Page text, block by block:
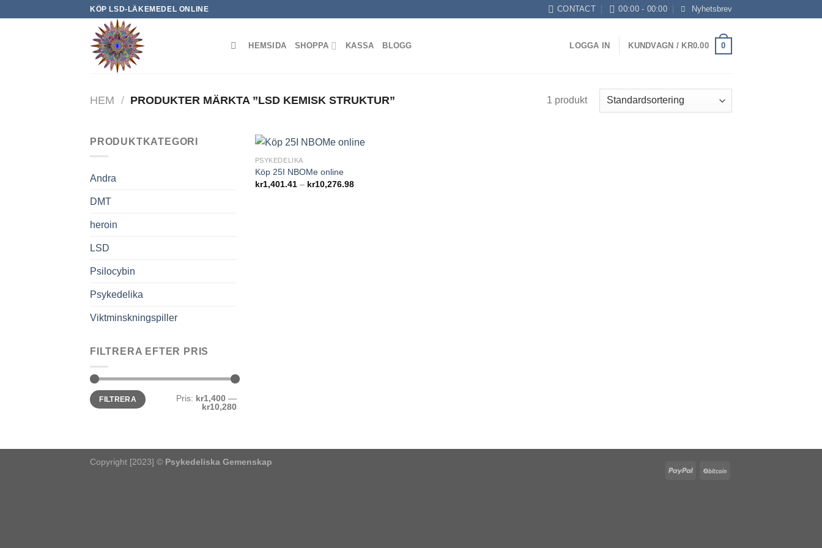
KÖP LSD-LÄKEMEDEL ONLINE CONTACT 00:00 - 00:00 Nyhetsbrev
HEMSIDA SHOPPA KASSA BLOGG LOGGA IN KUNDVAGN / KR0.00 0
HEM / PRODUKTER MÄRKTA ”LSD KEMISK STRUKTUR” 1 produkt
PRODUKTKATEGORI
Andra
DMT
heroin
LSD
Psilocybin
Psykedelika
Viktminskningspiller
FILTRERA EFTER PRIS
Pris
från
Pris
till
FILTRERA Pris: kr1,400 —
kr10,280
PSYKEDELIKA
Köp 25I NBOMe online
kr1,401.41 – kr10,276.98Prisintervall:
Copyright [2023] © Psykedeliska Gemenskap